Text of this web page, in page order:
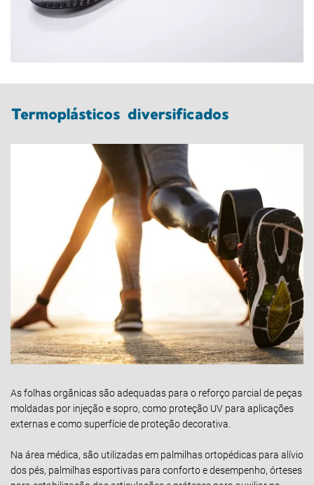
Termoplásticos diversificados
As folhas orgânicas são adequadas para o reforço parcial de peças
moldadas por injeção e sopro, como proteção UV para aplicações
externas e como superfície de proteção decorativa.
Na área médica, são utilizadas em palmilhas ortopédicas para alívio
dos pés, palmilhas esportivas para conforto e desempenho, órteses